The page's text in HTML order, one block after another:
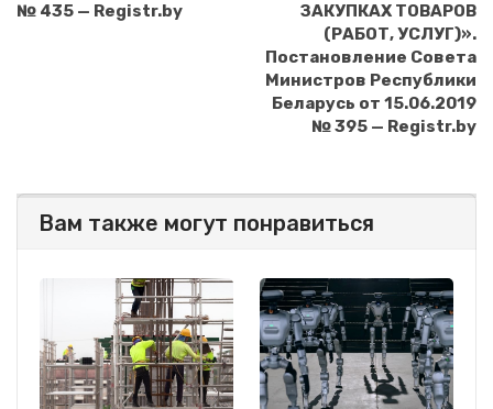
№ 435 — Registr.by
ЗАКУПКАХ ТОВАРОВ
(РАБОТ, УСЛУГ)».
Постановление Совета
Министров Республики
Беларусь от 15.06.2019
№ 395 — Registr.by
Вам также могут понравиться